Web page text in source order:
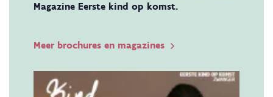
Magazine Eerste kind op komst.
Meer brochures en magazines